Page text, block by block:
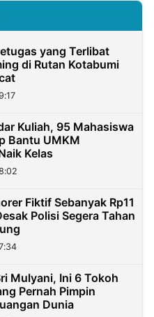
yang Terlibat
di Rutan Kotabumi
Kuliah, 95 Mahasiswa
Bantu UMKM
Kelas
Fiktif Sebanyak Rp11
Polisi Segera Tahan
Mulyani, Ini 6 Tokoh
Pernah Pimpin
Dunia